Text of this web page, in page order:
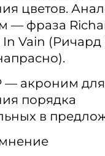
цветов.
— фраза
In Vain
— акроним для
порядка
в